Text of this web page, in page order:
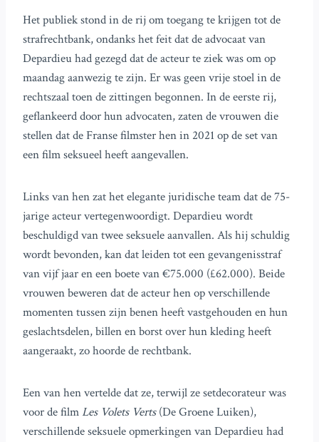
Het publiek stond in de rij om toegang te krijgen tot de
strafrechtbank, ondanks het feit dat de advocaat van
Depardieu had gezegd dat de acteur te ziek was om op
maandag aanwezig te zijn. Er was geen vrije stoel in de
rechtszaal toen de zittingen begonnen. In de eerste rij,
geflankeerd door hun advocaten, zaten de vrouwen die
stellen dat de Franse filmster hen in 2021 op de set van
een film seksueel heeft aangevallen.
Links van hen zat het elegante juridische team dat de 75-
jarige acteur vertegenwoordigt. Depardieu wordt
beschuldigd van twee seksuele aanvallen. Als hij schuldig
wordt bevonden, kan dat leiden tot een gevangenisstraf
van vijf jaar en een boete van €75.000 (£62.000). Beide
vrouwen beweren dat de acteur hen op verschillende
momenten tussen zijn benen heeft vastgehouden en hun
geslachtsdelen, billen en borst over hun kleding heeft
aangeraakt, zo hoorde de rechtbank.
Een van hen vertelde dat ze, terwijl ze setdecorateur was
voor de filmLes Volets Verts(De Groene Luiken),
verschillende seksuele opmerkingen van Depardieu had